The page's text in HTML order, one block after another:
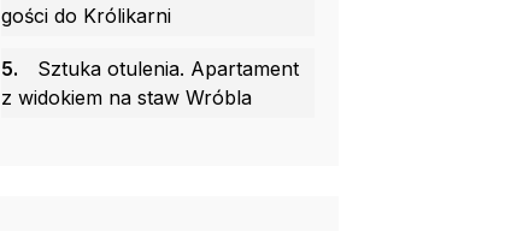
gości do Królikarni
5.
Sztuka otulenia. Apartament
z widokiem na staw Wróbla